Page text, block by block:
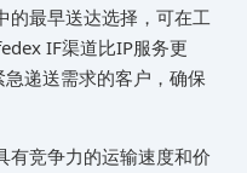
的最早送达选择，可在工
IF渠道比IP服务更
递送需求的客户，确保
有竞争力的运输速度和价